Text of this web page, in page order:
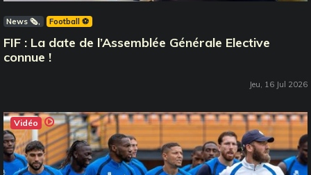
News 🗞️ Football ⚽️
FIF : La date de l’Assemblée Générale Elective
connue !
Jeu, 16 Jul 2026
Vidéo